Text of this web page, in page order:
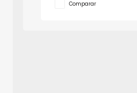
Comparar